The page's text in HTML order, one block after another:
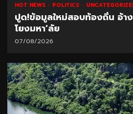
HOT NEWS POLITICS
ปูด!ข้อมูลใหม่สอบท้องถิ่น อ้า
โยงมหา’ลัย
07/08/2026